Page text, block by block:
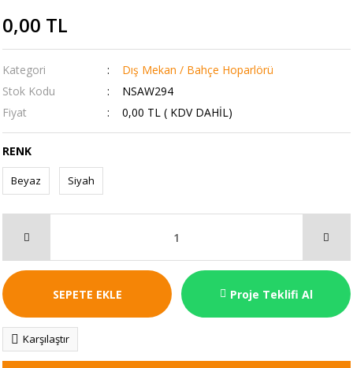
0,00 TL
Kategori
Dış Mekan / Bahçe Hoparlörü
Stok Kodu
NSAW294
Fiyat
0,00 TL ( KDV DAHİL)
RENK
Beyaz Siyah
SEPETE EKLE Proje Teklifi Al
Karşılaştır